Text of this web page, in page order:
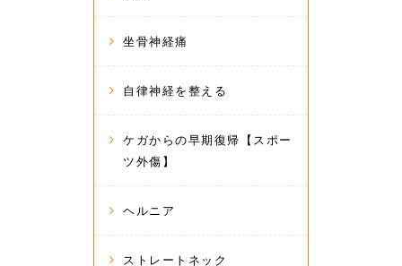
坐骨神経痛
自律神経を整える
ケガからの早期復帰【スポー
ツ外傷】
ヘルニア
ストレートネック